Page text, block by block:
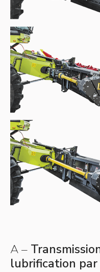
A –
lubrification